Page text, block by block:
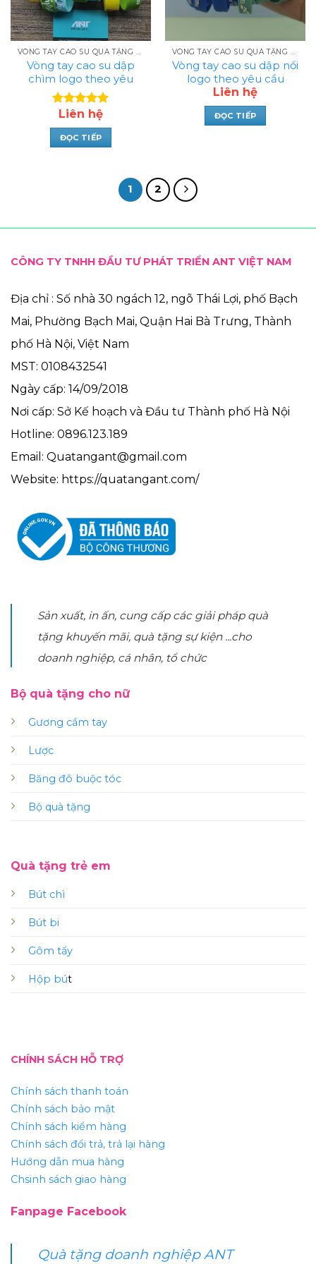
VÒNG TAY CAO SU QUÀ TẶNG ANT
Vòng tay cao su dập
chìm logo theo yêu
cầu MS_11
Được xếp
hạng5.00
5 sao
Liên hệ
ĐỌC TIẾP
VÒNG TAY CAO SU QUÀ TẶNG ANT
Vòng tay cao su dập nổi
logo theo yêu cầu
MS_02
Liên hệ
ĐỌC TIẾP
1 2
CÔNG TY TNHH ĐẦU TƯ PHÁT TRIỂN ANT VIỆT NAM
Địa chỉ : Số nhà 30 ngách 12, ngõ Thái Lợi, phố Bạch
Mai, Phường Bạch Mai, Quận Hai Bà Trưng, Thành
phố Hà Nội, Việt Nam
MST: 0108432541
Ngày cấp: 14/09/2018
Nơi cấp: Sở Kế hoạch và Đầu tư Thành phố Hà Nội
Hotline: 0896.123.189
Email: Quatangant@gmail.com
Website: https://quatangant.com/
Sản xuất, in ấn, cung cấp các giải pháp quà
tặng khuyến mãi, quà tặng sự kiện ...cho
doanh nghiệp, cá nhân, tổ chức
Bộ quà tặng cho nữ
Gương cầm tay
Lược
Băng đô buộc tóc
Bộ quà tặng
Quà tặng trẻ em
Bút chì
Bút bi
Gôm tẩy
Hộp bút
CHÍNH SÁCH HỖ TRỢ
Chính sách thanh toán
Chính sách bảo mật
Chính sách kiểm hàng
Chính sách đổi trả, trả lại hàng
Hướng dẫn mua hàng
Chsinh sách giao hàng
Fanpage Facebook
Quà tặng doanh nghiệp ANT